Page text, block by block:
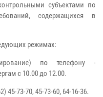
субъектами по
содержащихся в
режимах:
по телефону -
с 10.00 до 12.00.
45-73-70, 45-73-60, 64-16-36.